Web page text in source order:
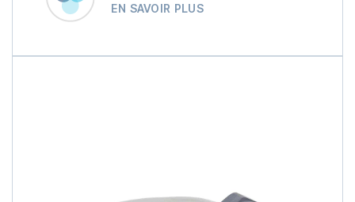
EN SAVOIR PLUS